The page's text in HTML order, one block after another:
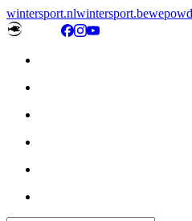
wintersport.nlwintersport.be